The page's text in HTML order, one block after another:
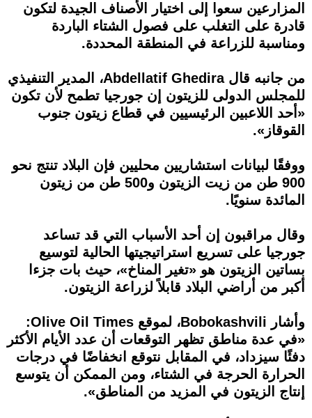
المزارعين سعوا إلى اختيار الأصناف الجيدة لتكون
قادرة على التغلب على فصول الشتاء الباردة
ومناسبة للزراعة في المنطقة المحددة.
من جانبه قال Abdellatif Ghedira، المدير التنفيذي
للمجلس الدولى للزيتون إن جورجيا تطمح لأن تكون
«أحد اللاعبين الرئيسيين في قطاع زيتون جنوب
القوقاز».
ووفقًا لبيانات استشاريين محليين فإن البلاد تنتج نحو
900 طن من زيت الزيتون و500 طن من زيتون
المائدة سنويًا.
وقال مراقبون إن أحد الأسباب التي قد تساعد
جورجيا على تسريع استراتيجيتها الحالية لتوسيع
بساتين الزيتون هو «تغير المناخ»، حيث بات جزءا
أكبر من أراضي البلاد قابلاً لزراعة الزيتون.
وأشار Bobokashvili، لموقع Olive Oil Times:
«في عدة مناطق تظهر التوقعات أن عدد الأيام الأكثر
دفئًا سيزداد، في المقابل نتوقع انخفاضًا في درجات
الحرارة الحرجة في الشتاء، ومن الممكن أن يتوسع
إنتاج الزيتون في المزيد من المناطق».